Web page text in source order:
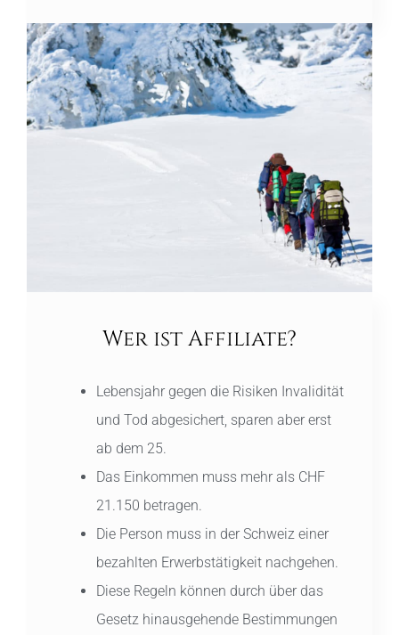
Wer ist Affiliate?
Lebensjahr gegen die Risiken Invalidität
und Tod abgesichert, sparen aber erst
ab dem 25.
Das Einkommen muss mehr als CHF
21.150 betragen.
Die Person muss in der Schweiz einer
bezahlten Erwerbstätigkeit nachgehen.
Diese Regeln können durch über das
Gesetz hinausgehende Bestimmungen